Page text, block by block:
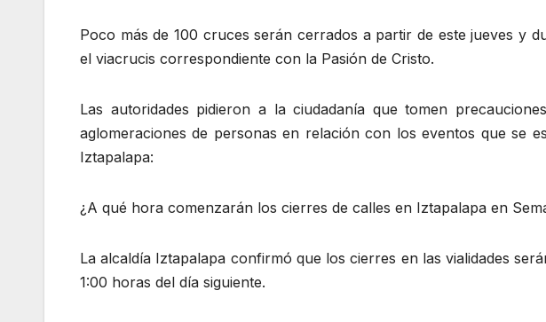
Poco más de 100 cruces serán cerrados a partir de este jueves y
el viacrucis correspondiente con la Pasión de Cristo.
Las autoridades pidieron a la ciudadanía que tomen
aglomeraciones de personas en relación con los eventos que se
Iztapalapa:
¿A qué hora comenzarán los cierres de calles en Iztapalapa en
La alcaldía Iztapalapa confirmó que los cierres en las vialidades
1:00 horas del día siguiente.